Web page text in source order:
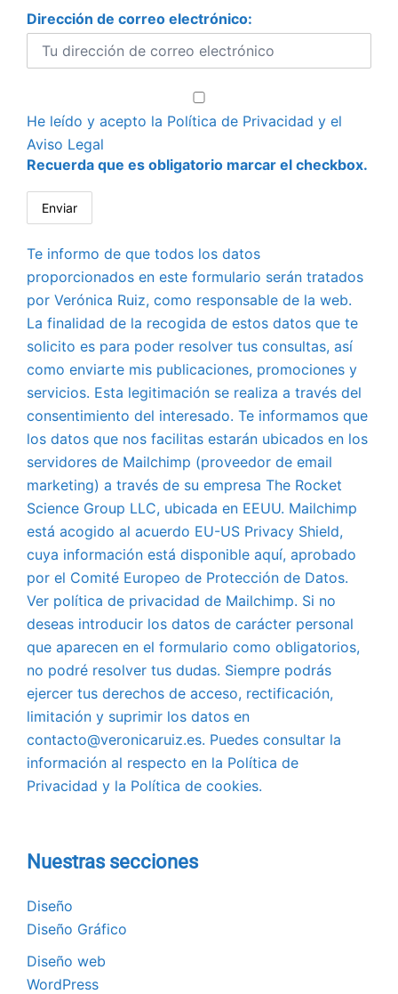
Dirección de correo electrónico:
He leído y acepto la Política de Privacidad y el
Aviso Legal
Recuerda que es obligatorio marcar el checkbox.
Te informo de que todos los datos
proporcionados en este formulario serán tratados
por Verónica Ruiz, como responsable de la web.
La finalidad de la recogida de estos datos que te
solicito es para poder resolver tus consultas, así
como enviarte mis publicaciones, promociones y
servicios. Esta legitimación se realiza a través del
consentimiento del interesado. Te informamos que
los datos que nos facilitas estarán ubicados en los
servidores de Mailchimp (proveedor de email
marketing) a través de su empresa The Rocket
Science Group LLC, ubicada en EEUU. Mailchimp
está acogido al acuerdo EU-US Privacy Shield,
cuya información está disponible aquí, aprobado
por el Comité Europeo de Protección de Datos.
Ver política de privacidad de Mailchimp. Si no
deseas introducir los datos de carácter personal
que aparecen en el formulario como obligatorios,
no podré resolver tus dudas. Siempre podrás
ejercer tus derechos de acceso, rectificación,
limitación y suprimir los datos en
contacto@veronicaruiz.es. Puedes consultar la
información al respecto en la Política de
Privacidad y la Política de cookies.
Nuestras secciones
Diseño
Diseño Gráfico
Diseño web
WordPress